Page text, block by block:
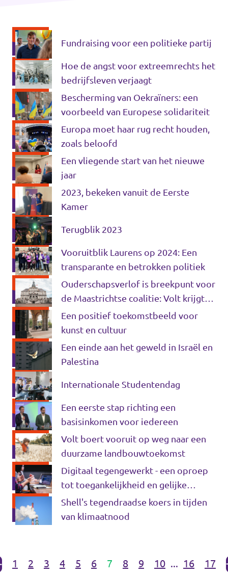
Fundraising voor een politieke partij
Hoe de angst voor extreemrechts het
bedrijfsleven verjaagt
Bescherming van Oekraïners: een
voorbeeld van Europese solidariteit
Europa moet haar rug recht houden,
zoals beloofd
Een vliegende start van het nieuwe
jaar
2023, bekeken vanuit de Eerste
Kamer
Terugblik 2023
Vooruitblik Laurens op 2024: Een
transparante en betrokken politiek
Ouderschapsverlof is breekpunt voor
de Maastrichtse coalitie: Volt krijgt
geen nieuwe wethouder.
Een positief toekomstbeeld voor
kunst en cultuur
Een einde aan het geweld in Israël en
Palestina
Internationale Studentendag
Een eerste stap richting een
basisinkomen voor iedereen
Volt boert vooruit op weg naar een
duurzame landbouwtoekomst
Digitaal tegengewerkt - een oproep
tot toegankelijkheid en gelijke
kansen
Shell's tegendraadse koers in tijden
van klimaatnood
1 2 3 4 5 6 7 8 9 10 ... 16 17